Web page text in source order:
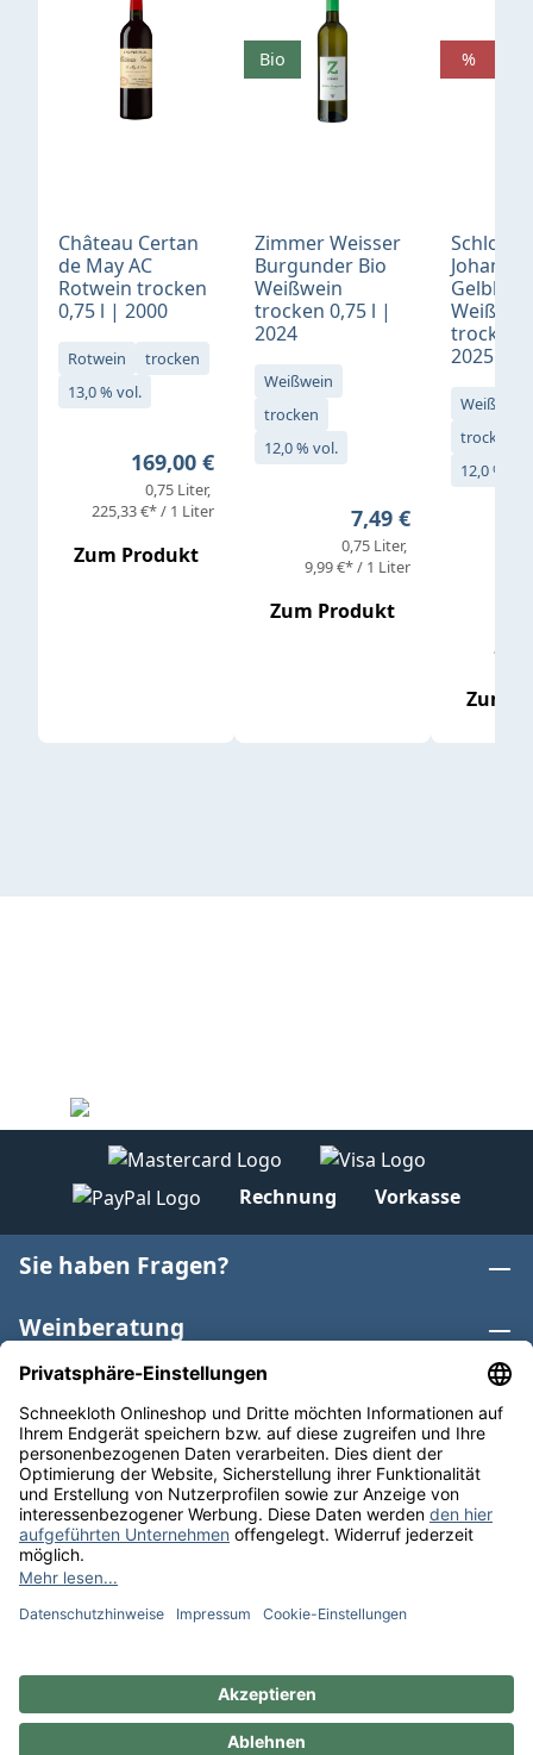
Château Certan
de May AC
Rotwein trocken
0,75 l | 2000
Rotwein
trocken
13,0 % vol.
Regulärer Preis:
169,00 €
0,75 Liter
225,33 €* / 1 Liter
Zum Produkt
Zimmer Weisser
Burgunder Bio
Weißwein
trocken 0,75 l |
2024
Weißwein
trocken
12,0 % vol.
Regulärer Preis:
7,49 €
0,75 Liter
9,99 €* / 1 Liter
Zum Produkt
Bio
Schloß
Gelblack
trocken
2025
Weißwein
trocken
12,0 % vol.
Zum
%
Rechnung Vorkasse
Sie haben Fragen?
Weinberatung
Informationen
Weinkategorien
Internationaler Wein
* Alle Preise inkl. gesetzl. Mehrwertsteuer zzgl.
anders angegeben. Bioprodukte im Bio-Kontrollverfahren
** Kostenfreie Lieferung ab 75 € Bestellwert in DE. Werktags
versandfertig in 24h.